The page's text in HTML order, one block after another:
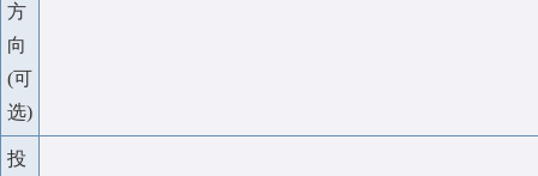
方
向
(可
选)
投